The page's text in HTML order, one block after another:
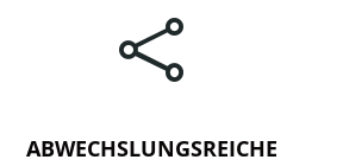

ABWECHSLUNGSREICHE